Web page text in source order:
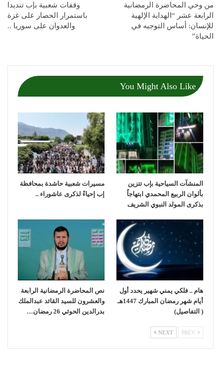
من وحي المحاضرة الرمضانية
الرابعة عشر “الهداية الإلهية
للإنسان: أساس التوجيه في
الحياة”
وقفات شعبية بإب تنديدا
باستمرار الحصار على غزة
والعدوان على سوريا ..
You Might Also Like
المنشآت السياحية بإب تتزين
بألوان الربيع المحمدي ابتهاجاً
بذكرى المولد النبوي الشريف
مسيرات شعبية حاشدة بمحافظة
إب إحياءً لذكرى عاشوراء ..
هام .. فلكي يمني شهير يحدد أول
أيام شهر رمضان المبارك 1447هـ
( التفاصيل)
نص المحاضرة الرمضانية الرابعة
والعشرون للسيد القائد عبدالملك
بدرالدين الحوثي 26 رمضان…
NEXT